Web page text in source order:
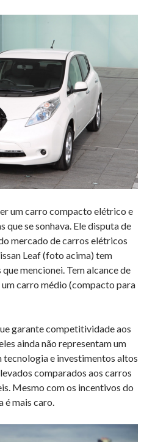
um carro compacto elétrico e
que se sonhava. Ele disputa de
mercado de carros elétricos
Leaf (foto acima) tem
mencionei. Tem alcance de
carro médio (compacto para
garante competitividade aos
ainda não representam um
tecnologia e investimentos altos
comparados aos carros
Mesmo com os incentivos do
é mais caro.